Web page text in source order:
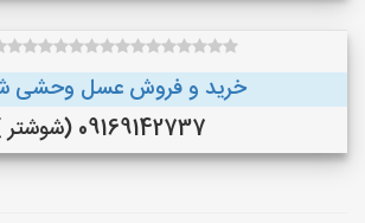
خرید و فروش عسل وحشی
09169142737 (شوشتر )